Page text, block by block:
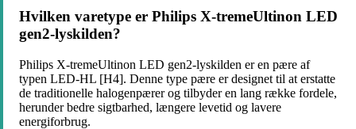
Hvilken varetype er Philips X-tremeUltinon LED
gen2-lyskilden?
Philips X-tremeUltinon LED gen2-lyskilden er en pære af
typen LED-HL [H4]. Denne type pære er designet til at erstatte
de traditionelle halogenpærer og tilbyder en lang række fordele,
herunder bedre sigtbarhed, længere levetid og lavere
energiforbrug.